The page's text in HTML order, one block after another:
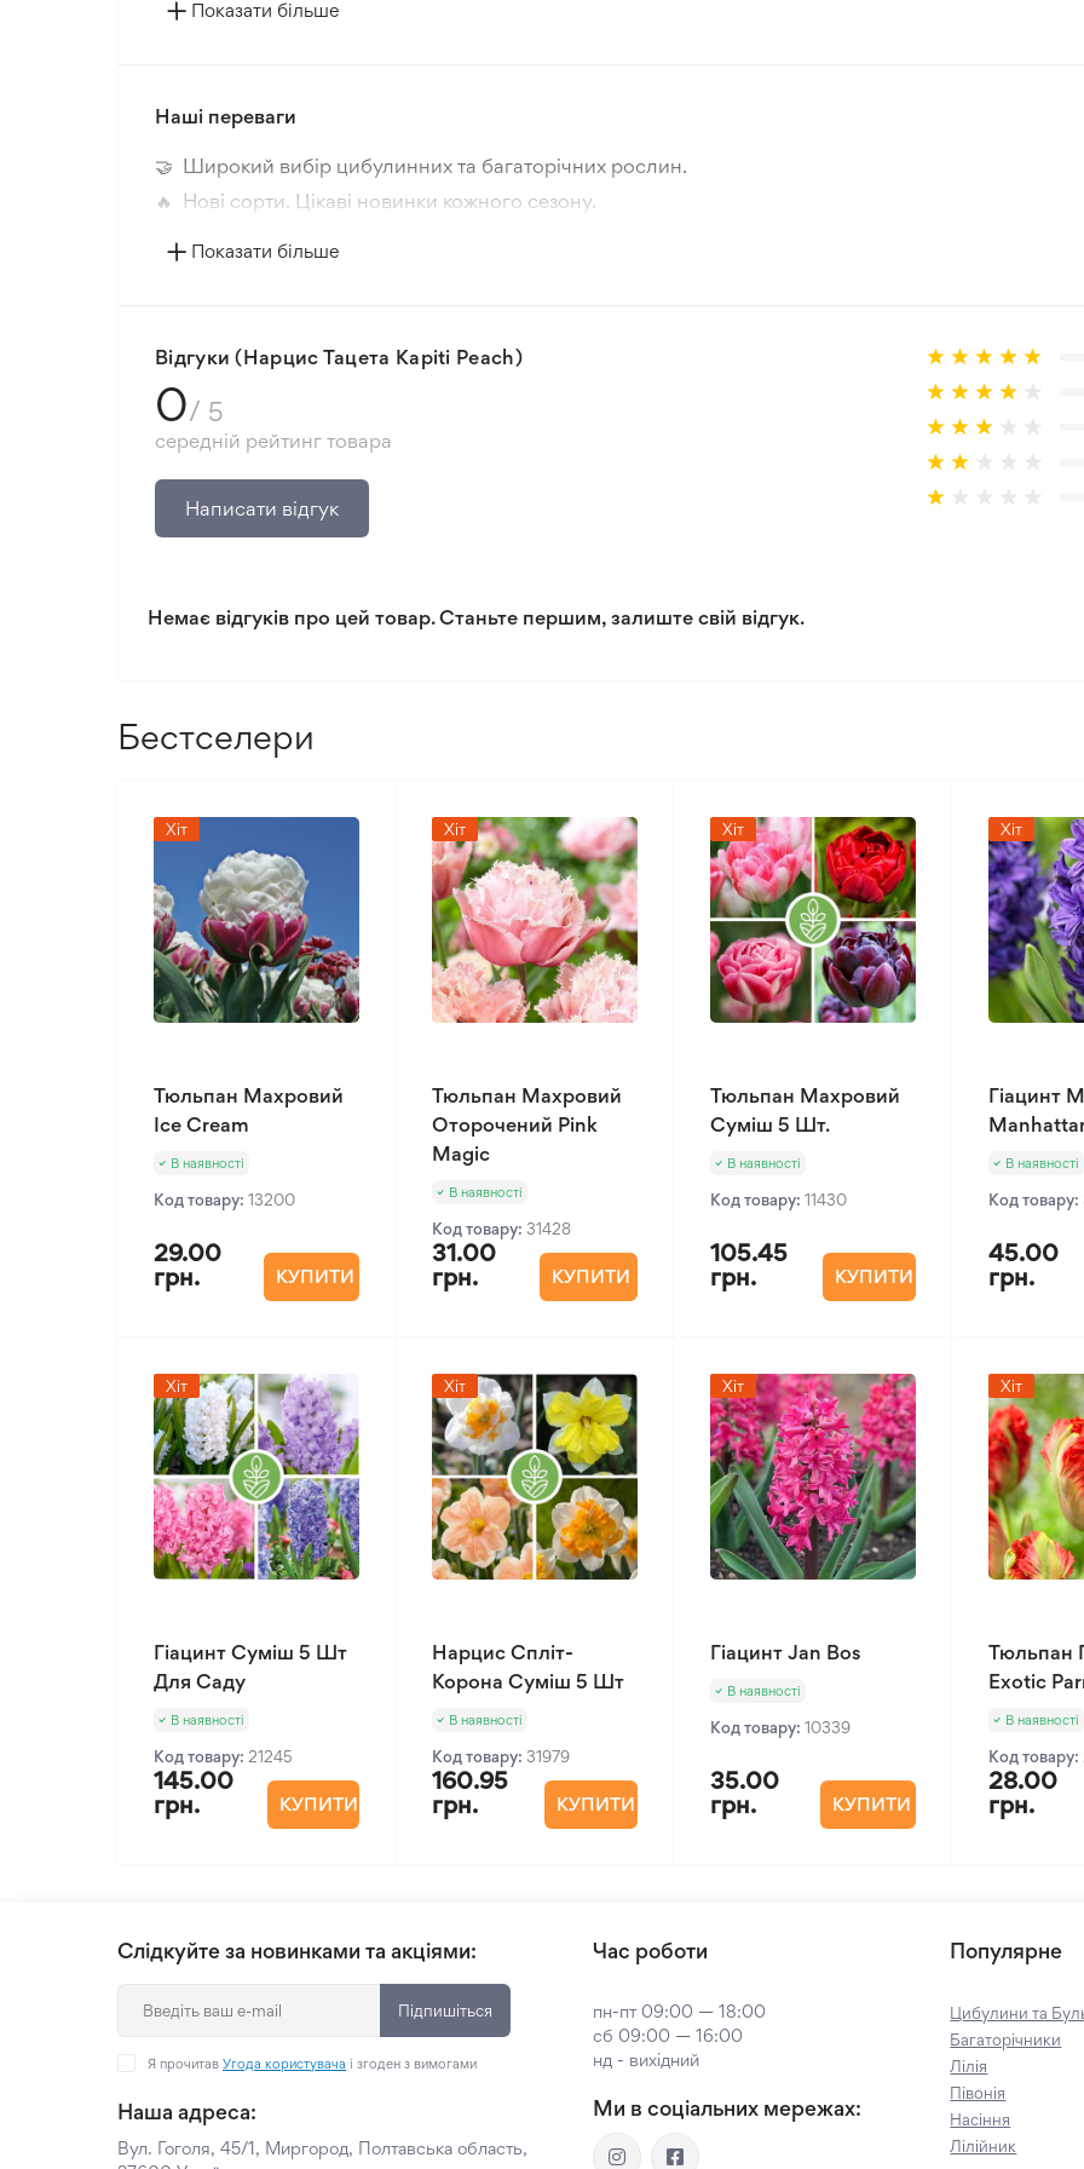
Колір квітки
Період цвітіння
Розмір квітки
Колір рослини
Корінь
Відстань посадки
В горщик, Відкритий ґрунт
Показати більше
Наші переваги
🤝 Широкий вибір цибулинних та багаторічних рослин.
🔥 Нові сорти. Цікаві новинки кожного сезону.
📸 Відповідність сортів. Співпадіння фотографії товара та реальної рослини.
Показати більше
Відгуки (Нарцис Тацета Kapiti Peach)
0/ 5
середній рейтинг товара
Написати відгук
Немає відгуків про цей товар. Станьте першим, залиште свій відгук.
Бестселери
Хіт
Тюльпан Махровий
Ice Cream
В наявності
Код товару: 13200
29.00
грн.
КУПИТИ
Хіт
Тюльпан Махровий
Оторочений Pink
Magic
В наявності
Код товару: 31428
31.00
грн.
КУПИТИ
Хіт
Тюльпан Махровий
Суміш 5 Шт.
В наявності
Код товару: 11430
105.45
грн.
КУПИТИ
Хіт
Гіацинт
В наявності
Код товару:
45.00
грн.
Хіт
Гіацинт Суміш 5 Шт
Для Саду
В наявності
Код товару: 21245
145.00
грн.
КУПИТИ
Хіт
Нарцис Спліт-
Корона Суміш 5 Шт
В наявності
Код товару: 31979
160.95
грн.
КУПИТИ
Хіт
Гіацинт Jan Bos
В наявності
Код товару: 10339
35.00
грн.
КУПИТИ
Хіт
Тюльпан
Exotic
В наявності
Код товару:
28.00
грн.
Слідкуйте за новинками та акціями:
Підпишіться
Я прочитав Угода користувача і згоден з вимогами
Наша адреса:
Вул. Гоголя, 45/1, Миргород, Полтавська область,
Час роботи
пн-пт 09:00 — 18:00
сб 09:00 — 16:00
нд - вихідний
Ми в соціальних мережах:
Популярне
Цибулини та
Багаторічники
Лілія
Півонія
Насіння
Лілійник